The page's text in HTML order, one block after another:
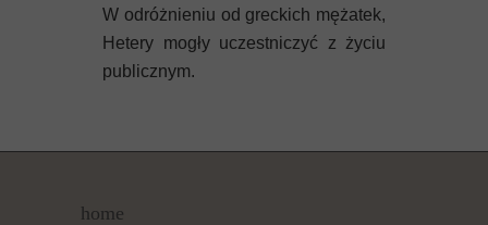
W odróżnieniu od greckich mężatek,
Hetery mogły uczestniczyć z życiu
publicznym.
home